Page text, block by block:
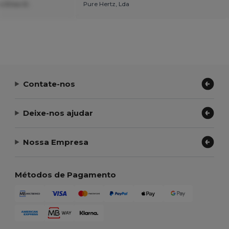
Pure Hertz, Lda
Contate-nos
Deixe-nos ajudar
Nossa Empresa
Métodos de Pagamento